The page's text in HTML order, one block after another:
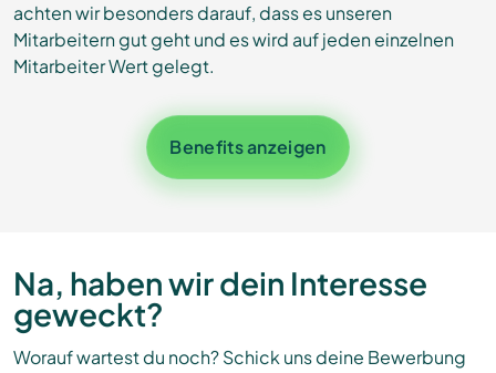
achten wir besonders darauf, dass es unseren
Mitarbeitern gut geht und es wird auf jeden einzelnen
Mitarbeiter Wert gelegt.
Benefits anzeigen
Na, haben wir dein Interesse
geweckt?
Worauf wartest du noch? Schick uns deine Bewerbung